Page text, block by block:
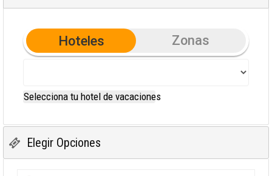
Hoteles Zonas
Selecciona tu hotel de vacaciones
Elegir Opciones